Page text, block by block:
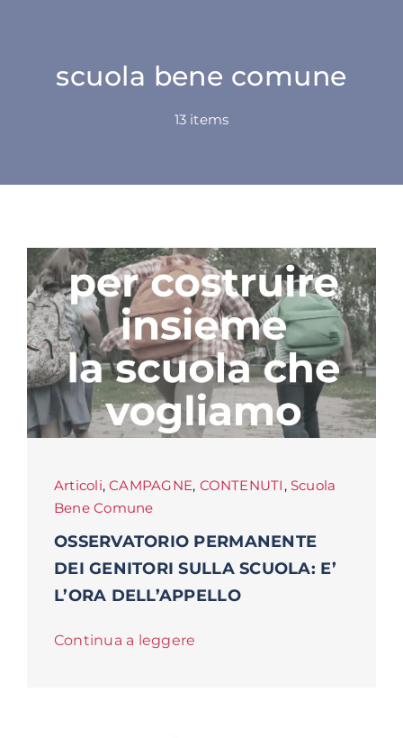
NEWS
CONTATTI
scuola bene comune
13 items
Articoli,CAMPAGNE, CONTENUTI , Scuola
Bene Comune
OSSERVATORIO PERMANENTE
DEI GENITORI SULLA SCUOLA: E’
L’ORA DELL’APPELLO
Continua a leggere